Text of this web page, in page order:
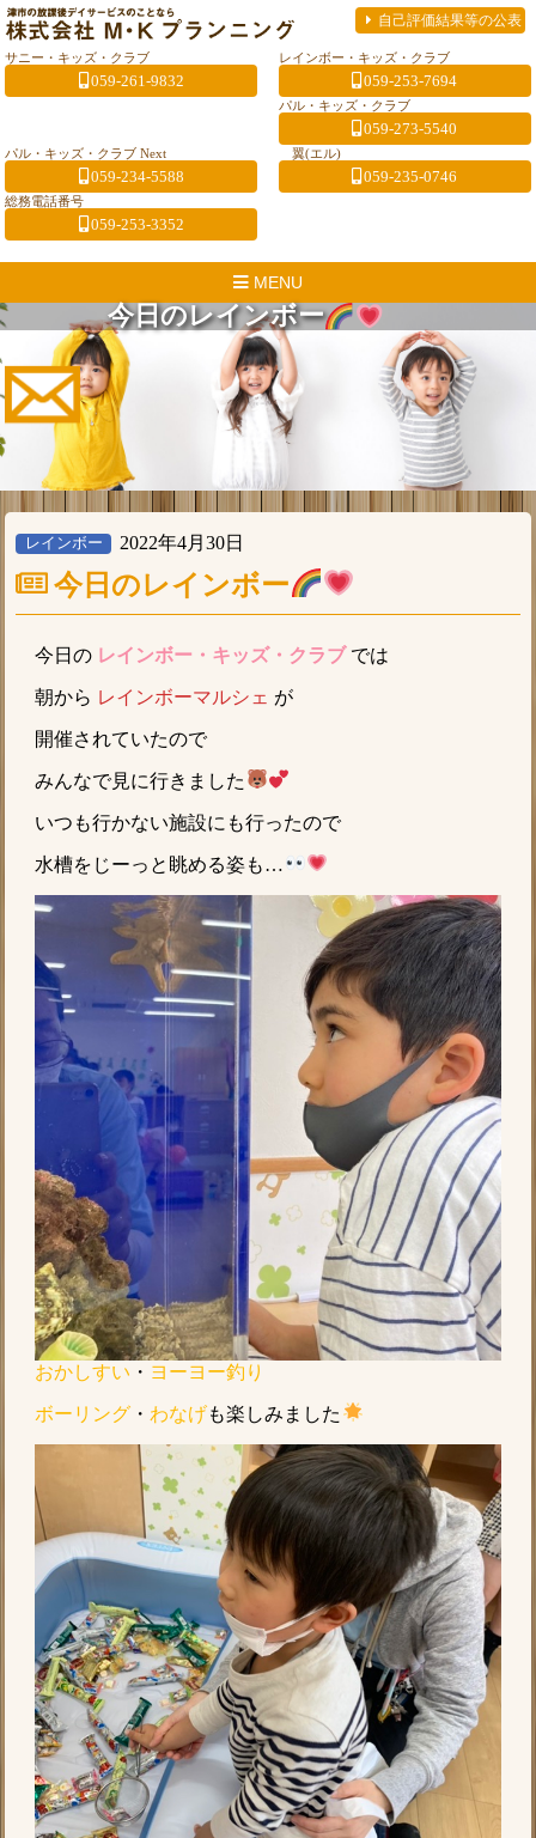
自己評価結果等の公表
サニー・キッズ・クラブ
059-261-9832
レインボー・キッズ・クラブ
059-253-7694
パル・キッズ・クラブ
059-273-5540
パル・キッズ・クラブ Next
059-234-5588
翼(エル)
059-235-0746
総務電話番号
059-253-3352
MENU
今日のレインボー
レインボー 2022年4月30日
今日のレインボー
今日の レインボー・キッズ・クラブ では
朝から レインボーマルシェ が
開催されていたので
みんなで見に行きました
いつも行かない施設にも行ったので
水槽をじーっと眺める姿も…
おかしすい ・ ヨーヨー釣り
ボーリング ・ わなげも楽しみました